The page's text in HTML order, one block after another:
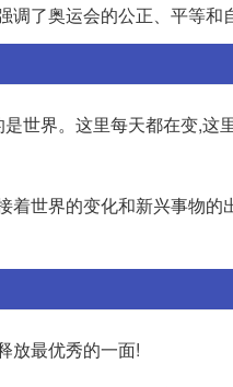
了奥运会的公正、平等和
世界。这里每天都在变,这
世界的变化和新兴事物
放最优秀的一面!